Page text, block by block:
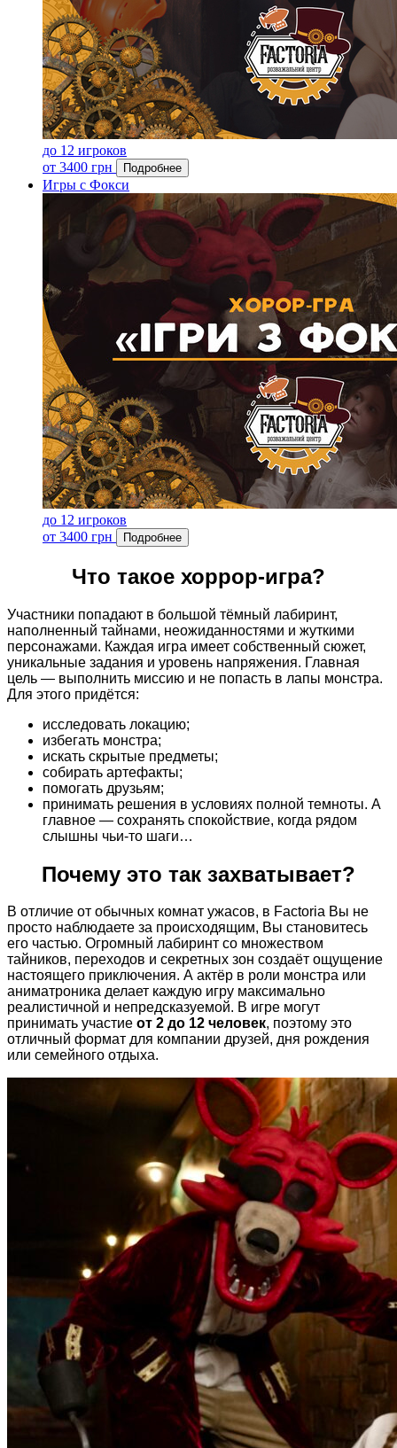
до 12 игроков
от 3400 грн
Подробнее
Игры с Фокси
до 12 игроков
от 3400 грн
Подробнее
Что такое хоррор-игра?
Участники попадают в большой тёмный лабиринт,
наполненный тайнами, неожиданностями и жуткими
персонажами. Каждая игра имеет собственный сюжет,
уникальные задания и уровень напряжения. Главная
цель — выполнить миссию и не попасть в лапы монстра.
Для этого придётся:
исследовать локацию;
избегать монстра;
искать скрытые предметы;
собирать артефакты;
помогать друзьям;
принимать решения в условиях полной темноты. А
главное — сохранять спокойствие, когда рядом
слышны чьи-то шаги…
Почему это так захватывает?
В отличие от обычных комнат ужасов, в Factoria Вы не
просто наблюдаете за происходящим, Вы становитесь
его частью. Огромный лабиринт со множеством
тайников, переходов и секретных зон создаёт ощущение
настоящего приключения. А актёр в роли монстра или
аниматроника делает каждую игру максимально
реалистичной и непредсказуемой. В игре могут
принимать участие от 2 до 12 человек, поэтому это
отличный формат для компании друзей, дня рождения
или семейного отдыха.